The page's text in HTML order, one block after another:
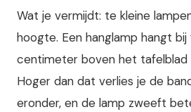
Wat je vermijdt: te kleine
hoogte. Een hanglamp hangt
centimeter boven het tafelblad
Hoger dan dat verlies je de
eronder, en de lamp zweeft